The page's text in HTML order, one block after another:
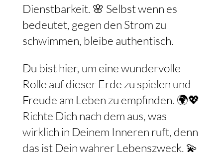
Dienstbarkeit. 🌸 Selbst wenn es
bedeutet, gegen den Strom zu
schwimmen, bleibe authentisch.
Du bist hier, um eine wundervolle
Rolle auf dieser Erde zu spielen und
Freude am Leben zu empfinden. 🌍💖
Richte Dich nach dem aus, was
wirklich in Deinem Inneren ruft, denn
das ist Dein wahrer Lebenszweck. 💫